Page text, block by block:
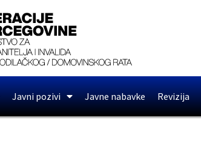
Javni pozivi Javne nabavke Revizija